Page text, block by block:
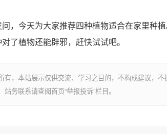
今天为大家推荐四种植物适合在家里种
了植物还能辟邪，赶快试试吧。
，本站展示仅供交流、学习之目的，不构成建议，
务联系请查阅首页“举报投诉”栏目。